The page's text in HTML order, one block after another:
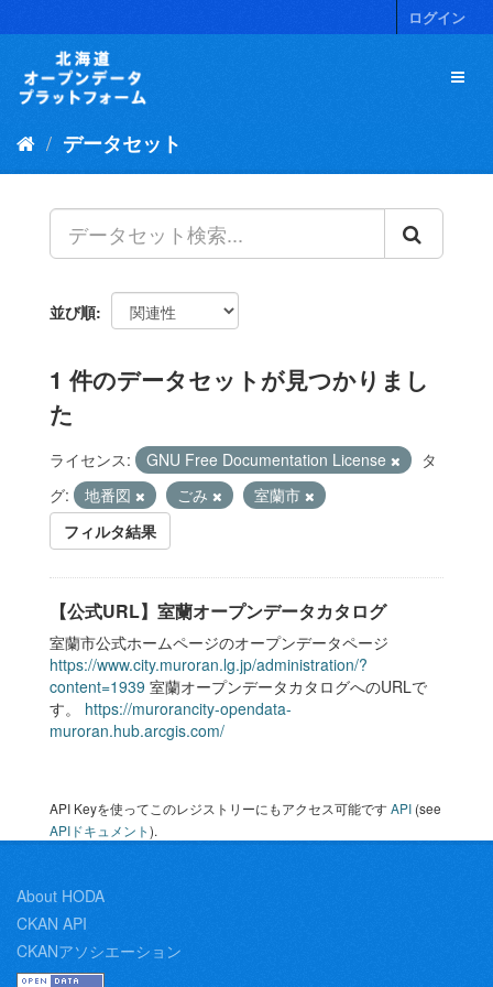
キ
ログイン
データセット
並び順
1 件のデータセットが見つかりまし
た
ライセンス: GNU Free Documentation License
タ
グ:
地番図 ごみ
室蘭市
フィルタ結果
【公式URL】室蘭オープンデータカタログ
室蘭市公式ホームページのオープンデータページ
https://www.city.muroran.lg.jp/administration/?
content=1939 室蘭オープンデータカタログへのURLで
す。 https://murorancity-opendata-
muroran.hub.arcgis.com/
API Keyを使ってこのレジストリーにもアクセス可能ですAPI (see
APIドキュメント).
About HODA
CKAN API
CKANアソシエーション